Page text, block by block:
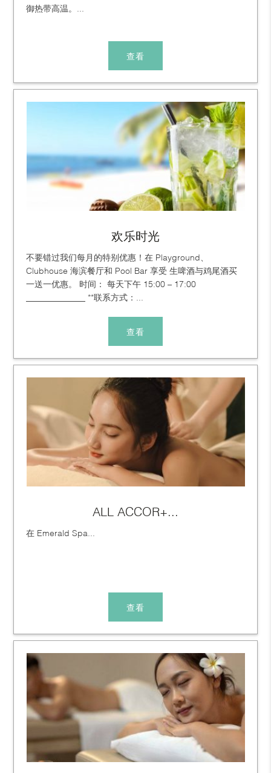
御热带高温。...
查看
欢乐时光
不要错过我们每月的特别优惠！在 Playground、
Clubhouse 海滨餐厅和 Pool Bar 享受 生啤酒与鸡尾酒买
一送一优惠。 时间： 每天下午 15:00 – 17:00
______________ **联系方式：...
查看
ALL ACCOR+...
在 Emerald Spa...
查看